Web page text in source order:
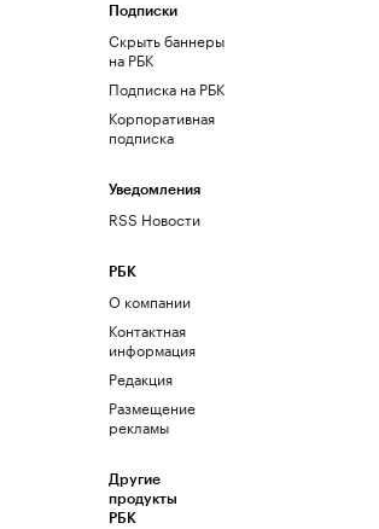
Подписки
Скрыть баннеры
на РБК
Подписка на РБК
Корпоративная
подписка
Уведомления
RSS Новости
РБК
О компании
Контактная
информация
Редакция
Размещение
рекламы
Другие
продукты
РБК